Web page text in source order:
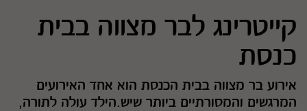
קייטרינג לבר מצווה בבית
כנסת
אירוע בר מצווה בבית הכנסת הוא אחד האירועים
המרגשים והמסורתיים ביותר שיש.הילד עולה לתורה,